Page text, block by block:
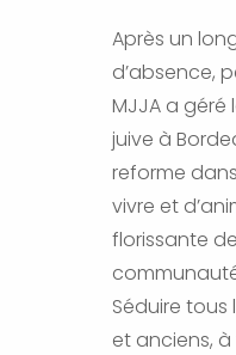
Après un
d’absence,
MJJA a géré
juive à
reforme
vivre et
florissante
Séduire tous
et anciens,